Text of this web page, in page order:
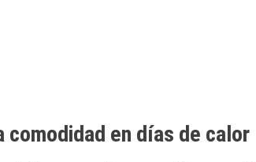
comodidad en días de calor